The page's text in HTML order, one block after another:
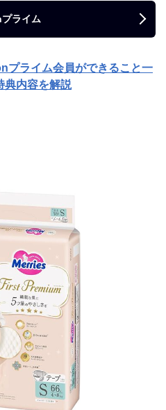
ライム
プライム会員ができること一
典内容を解説